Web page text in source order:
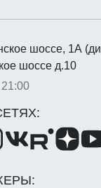
шоссе, 1А
шоссе д.10